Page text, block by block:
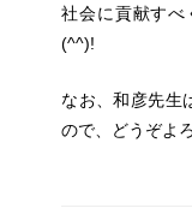
社会に貢献すべ
(^^)!
なお、和彦先生
ので、どうぞよ